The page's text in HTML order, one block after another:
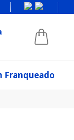
Franqueado